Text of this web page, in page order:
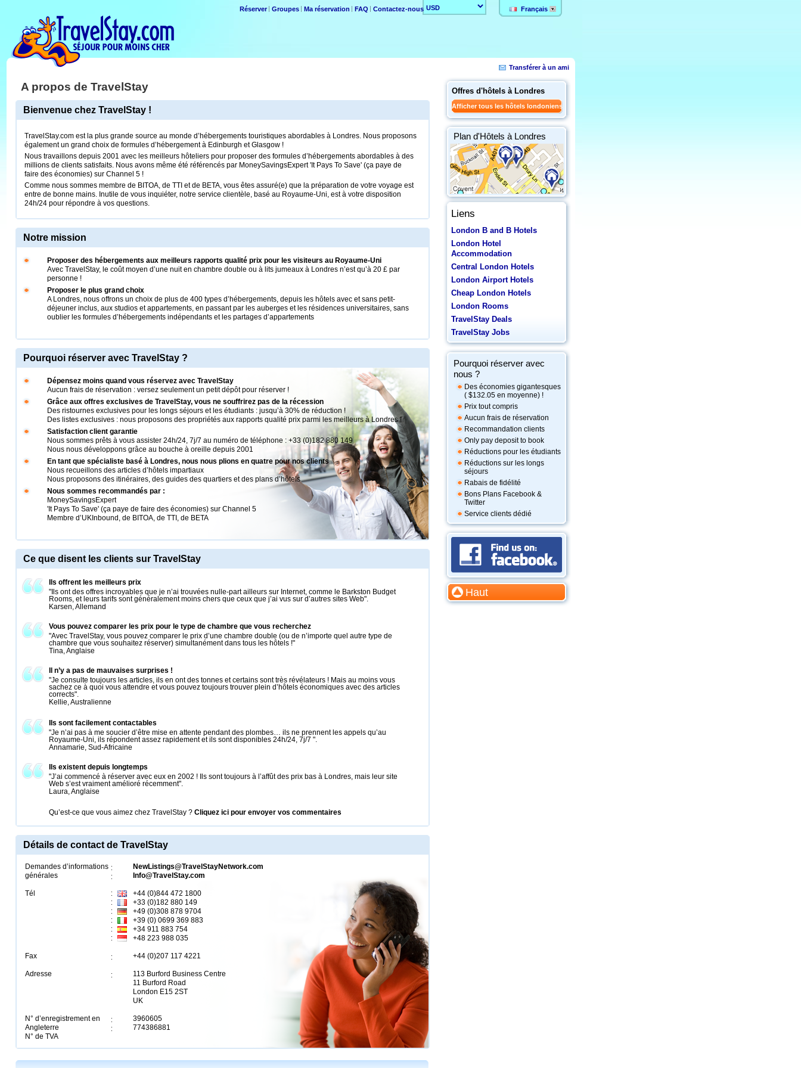
Français
Réserver Groupes Ma réservation FAQ Contactez-nous
Transférer à un ami
A propos de TravelStay
Bienvenue chez TravelStay !
TravelStay.com est la plus grande source au monde d’hébergements touristiques abordables à Londres. Nous proposons
également un grand choix de formules d’hébergement à Edinburgh et Glasgow !
Nous travaillons depuis 2001 avec les meilleurs hôteliers pour proposer des formules d’hébergements abordables à des
millions de clients satisfaits. Nous avons même été référencés par MoneySavingsExpert 'It Pays To Save' (ça paye de
faire des économies) sur Channel 5 !
Comme nous sommes membre de BITOA, de TTI et de BETA, vous êtes assuré(e) que la préparation de votre voyage est
entre de bonne mains. Inutile de vous inquiéter, notre service clientèle, basé au Royaume-Uni, est à votre disposition
24h/24 pour répondre à vos questions.
Notre mission
Proposer des hébergements aux meilleurs rapports qualité prix pour les visiteurs au Royaume-Uni
Avec TravelStay, le coût moyen d’une nuit en chambre double ou à lits jumeaux à Londres n’est qu’à 20 £ par
personne !
Proposer le plus grand choix
A Londres, nous offrons un choix de plus de 400 types d’hébergements, depuis les hôtels avec et sans petit-
déjeuner inclus, aux studios et appartements, en passant par les auberges et les résidences universitaires, sans
oublier les formules d’hébergements indépendants et les partages d’appartements
Pourquoi réserver avec TravelStay ?
Dépensez moins quand vous réservez avec TravelStay
Aucun frais de réservation : versez seulement un petit dépôt pour réserver !
Grâce aux offres exclusives de TravelStay, vous ne souffrirez pas de la récession
Des ristournes exclusives pour les longs séjours et les étudiants : jusqu’à 30% de réduction !
Des listes exclusives : nous proposons des propriétés aux rapports qualité prix parmi les meilleurs à Londres !
Satisfaction client garantie
Nous sommes prêts à vous assister 24h/24, 7j/7 au numéro de téléphone : +33 (0)182 880 149
Nous nous développons grâce au bouche à oreille depuis 2001
En tant que spécialiste basé à Londres, nous nous plions en quatre pour nos clients
Nous recueillons des articles d’hôtels impartiaux
Nous proposons des itinéraires, des guides des quartiers et des plans d’hôtels
Nous sommes recommandés par :
MoneySavingsExpert
'It Pays To Save' (ça paye de faire des économies) sur Channel 5
Membre d’UKInbound, de BITOA, de TTI, de BETA
Ce que disent les clients sur TravelStay
Ils offrent les meilleurs prix
"Ils ont des offres incroyables que je n’ai trouvées nulle-part ailleurs sur Internet, comme le Barkston Budget
Rooms, et leurs tarifs sont généralement moins chers que ceux que j’ai vus sur d’autres sites Web".
Karsen, Allemand
Vous pouvez comparer les prix pour le type de chambre que vous recherchez
"Avec TravelStay, vous pouvez comparer le prix d’une chambre double (ou de n’importe quel autre type de
chambre que vous souhaitez réserver) simultanément dans tous les hôtels !"
Tina, Anglaise
Il n’y a pas de mauvaises surprises !
"Je consulte toujours les articles, ils en ont des tonnes et certains sont très révélateurs ! Mais au moins vous
sachez ce à quoi vous attendre et vous pouvez toujours trouver plein d’hôtels économiques avec des articles
corrects".
Kellie, Australienne
Ils sont facilement contactables
"Je n’ai pas à me soucier d’être mise en attente pendant des plombes… ils ne prennent les appels qu’au
Royaume-Uni, ils répondent assez rapidement et ils sont disponibles 24h/24, 7j/7 ".
Annamarie, Sud-Africaine
Ils existent depuis longtemps
"J’ai commencé à réserver avec eux en 2002 ! Ils sont toujours à l’affût des prix bas à Londres, mais leur site
Web s’est vraiment amélioré récemment".
Laura, Anglaise
Qu’est-ce que vous aimez chez TravelStay ? Cliquez ici pour envoyer vos commentaires
Détails de contact de TravelStay
Demandes d’informations
NewListings@TravelStayNetwork.com
générales
Info@TravelStay.com
Tél
+44 (0)844 472 1800
+33 (0)182 880 149
+49 (0)308 878 9704
+39 (0) 0699 369 883
+34 911 883 754
+48 223 988 035
Fax +44 (0)207 117 4221
Adresse
113 Burford Business Centre
11 Burford Road
London E15 2ST
UK
N° d’enregistrement en
Angleterre
3960605
N° de TVA
774386881
Offres d'hôtels à Londres
Afficher tous les hôtels londoniens
Plan d'Hôtels à Londres
Liens
London B and B Hotels
London Hotel
Accommodation
Central London Hotels
London Airport Hotels
Cheap London Hotels
London Rooms
TravelStay Deals
TravelStay Jobs
Pourquoi réserver avec
nous ?
Des économies gigantesques
( $132.05 en moyenne) !
Prix tout compris
Aucun frais de réservation
Recommandation clients
Only pay deposit to book
Réductions pour les étudiants
Réductions sur les longs
séjours
Rabais de fidélité
Bons Plans Facebook &
Twitter
Service clients dédié
Haut